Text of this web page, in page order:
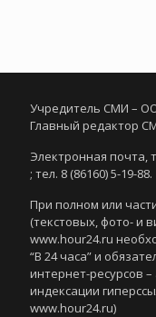
Учредитель СМИ –
Главный редактор
Электронная почта,
; тел. 8 (86160) 5-19-88.
При полном или
(текстовых, фото- и
www.hour24.ru
“В 24 часа” и
интернет-ресурсов
индексации
www.hour24.ru)